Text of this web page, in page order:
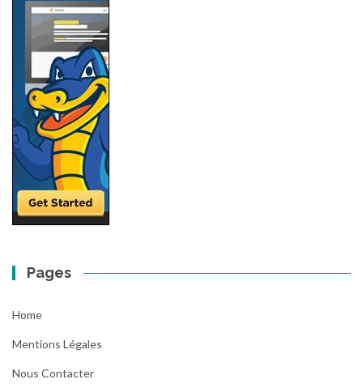
Pages
Home
Mentions Légales
Nous Contacter